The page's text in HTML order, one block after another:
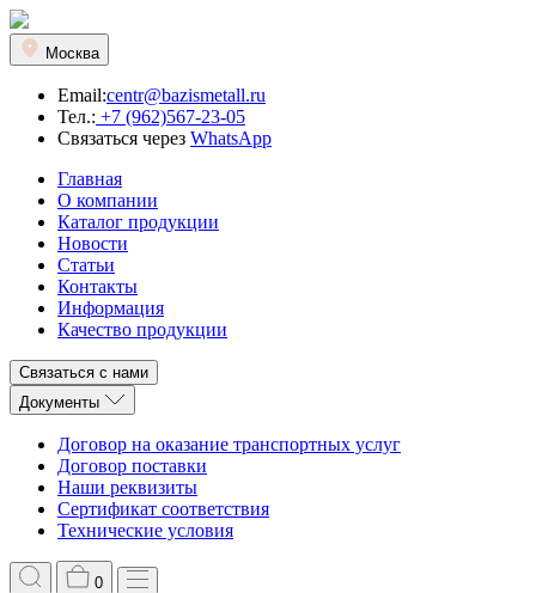
Москва
Email:centr@bazismetall.ru
Тел.: +7 (962)567-23-05
Связаться через WhatsApp
Главная
О компании
Каталог продукции
Новости
Статьи
Контакты
Информация
Качество продукции
Связаться с нами
Документы
Договор на оказание транспортных услуг
Договор поставки
Наши реквизиты
Сертификат соответствия
Технические условия
0